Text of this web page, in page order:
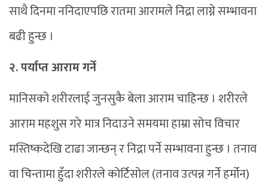
साथै दिनमा ननिदाएपछि रातमा आरामले निद्रा लाग्ने सम्भावना
बढी हुन्छ ।
२. पर्याप्त आराम गर्ने
मानिसको शरीरलाई जुनसुकै बेला आराम चाहिन्छ । शरीरले
आराम महशुस गरे मात्र निदाउने समयमा हाम्रा सोच विचार
मस्तिष्कदेखि टाढा जान्छन् र निद्रा पर्ने सम्भावना हुन्छ । तनाव
वा चिन्तामा हुँदा शरीरले कोर्टिसोल (तनाव उत्पन्न गर्ने हर्मोन)